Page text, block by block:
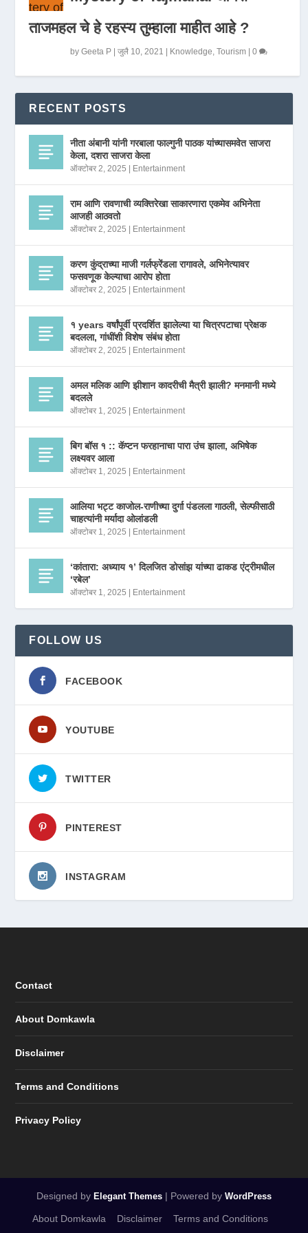
ताजमहल चे हे रहस्य तुम्हाला माहीत आहे ?
byGeeta P |जुलै 10, 2021 Knowledge,Tourism |0
RECENT POSTS
नीता अंबानी यांनी गरबाला फाल्गुनी पाठक यांच्यासमवेत साजरा
केला, दशरा साजरा केला
ऑक्टोबर 2, 2025 Entertainment
राम आणि रावणाची व्यक्तिरेखा साकारणारा एकमेव अभिनेता
आजही आठवतो
ऑक्टोबर 2, 2025 Entertainment
करण कुंद्राच्या माजी गर्लफ्रेंडला रागावले, अभिनेत्यावर
फसवणूक केल्याचा आरोप होता
ऑक्टोबर 2, 2025 Entertainment
१ years वर्षांपूर्वी प्रदर्शित झालेल्या या चित्रपटाचा प्रेक्षक
बदलला, गांधींशी विशेष संबंध होता
ऑक्टोबर 2, 2025 Entertainment
अमल मलिक आणि झीशान कादरीची मैत्री झाली? मनमानी मध्ये
बदलले
ऑक्टोबर 1, 2025 Entertainment
बिग बॉस १ :: कॅप्टन फरहानाचा पारा उंच झाला, अभिषेक
लक्ष्यवर आला
ऑक्टोबर 1, 2025 Entertainment
आलिया भट्ट काजोल-राणीच्या दुर्गा पंडलला गाठली, सेल्फीसाठी
चाहत्यांनी मर्यादा ओलांडली
ऑक्टोबर 1, 2025 Entertainment
‘कांतारा: अध्याय १’ दिलजित डोसांझ यांच्या ढाकड एंट्रीमधील
‘रबेल’
ऑक्टोबर 1, 2025 Entertainment
FOLLOW US
FACEBOOK
YOUTUBE
TWITTER
PINTEREST
INSTAGRAM
Contact
About Domkawla
Disclaimer
Terms and Conditions
Privacy Policy
Designed by Elegant Themes | Powered by WordPress
About Domkawla Disclaimer Terms and Conditions